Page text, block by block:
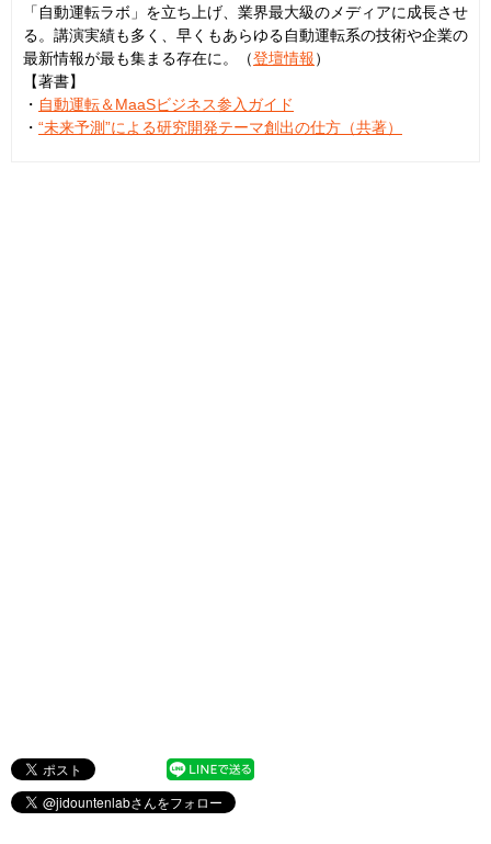
「自動運転ラボ」を立ち上げ、業界最大級のメディアに成長させ
る。講演実績も多く、早くもあらゆる自動運転系の技術や企業の
最新情報が最も集まる存在に。（登壇情報）
【著書】
・ 自動運転＆MaaSビジネス参入ガイド
・ “未来予測”による研究開発テーマ創出の仕方（共著）